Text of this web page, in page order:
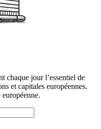
chaque jour l’essentiel de
et capitales européennes.